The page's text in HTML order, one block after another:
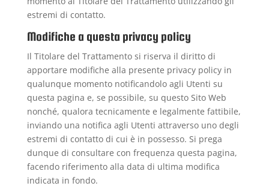
estremi di contatto.
Modifiche a questa privacy policy
Il Titolare del Trattamento si riserva il diritto di
apportare modifiche alla presente privacy policy in
qualunque momento notificandolo agli Utenti su
questa pagina e, se possibile, su questo Sito Web
nonché, qualora tecnicamente e legalmente fattibile,
inviando una notifica agli Utenti attraverso uno degli
estremi di contatto di cui è in possesso. Si prega
dunque di consultare con frequenza questa pagina,
facendo riferimento alla data di ultima modifica
indicata in fondo.